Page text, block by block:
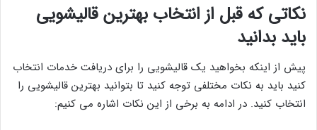
نکاتی که قبل از انتخاب بهترین قالیشویی
باید بدانید
پیش از اینکه بخواهید یک قالیشویی را برای دریافت خدمات انتخاب
کنید باید به نکات مختلفی توجه کنید تا بتوانید بهترین قالیشویی را
انتخاب کنید. در ادامه به برخی از این نکات اشاره می کنیم: